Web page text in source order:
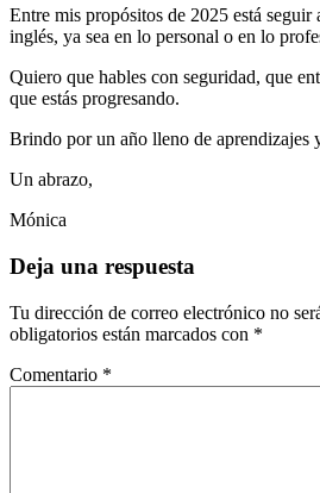
Entre mis propósitos de 2025 está seguir
inglés, ya sea en lo personal o en lo
Quiero que hables con seguridad, que
que estás progresando.
Brindo por un año lleno de aprendizajes
Un abrazo,
Mónica
Deja una respuesta
Tu dirección de correo electrónico no
obligatorios están marcados con *
Comentario *